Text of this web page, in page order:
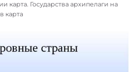
карта. Государства архипелаги на
карта